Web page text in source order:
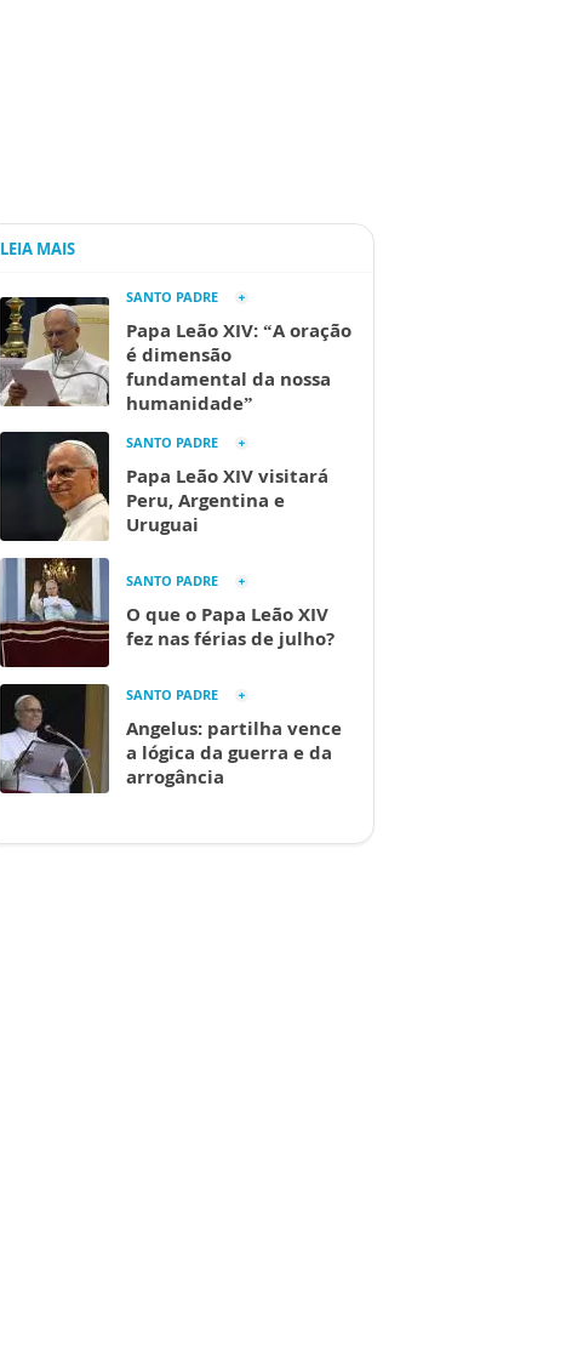
LEIA MAIS
SANTO PADRE
Papa Leão XIV: “A oração
é dimensão
fundamental da nossa
humanidade”
SANTO PADRE
Papa Leão XIV visitará
Peru, Argentina e
Uruguai
SANTO PADRE
O que o Papa Leão XIV
fez nas férias de julho?
SANTO PADRE
Angelus: partilha vence
a lógica da guerra e da
arrogância